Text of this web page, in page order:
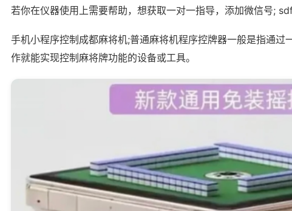
若你在仪器使用上需要帮助，想获取一对一指导，添加微信号;
手机小程序控制成都麻将机;普通麻将机程序控牌器一般是指通过
作就能实现控制麻将牌功能的设备或工具。